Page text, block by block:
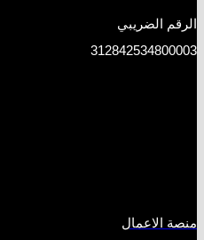
الرقم الضريبي
312842534800003
منصة الاعمال